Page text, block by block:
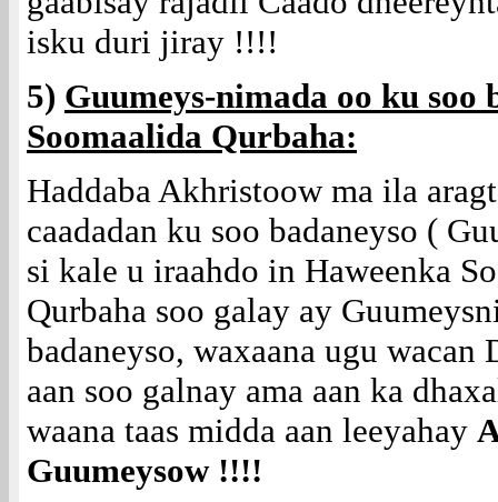
isku duri jiray !!!!
5) Guumeys-nimada oo ku soo
Soomaalida Qurbaha:
Haddaba Akhristoow ma ila
caadadan ku soo badaneyso (
si kale u iraahdo in Haweenka
Qurbaha soo galay ay
badaneyso, waxaana ugu wacan
aan soo galnay ama aan ka
waana taas midda aan leeyahay
Guumeysow !!!!